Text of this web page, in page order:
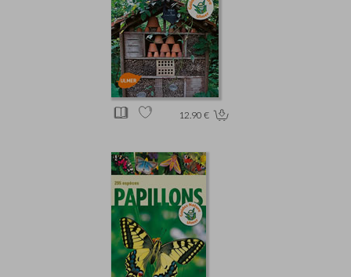
12.90 €